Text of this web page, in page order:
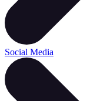
Social Media